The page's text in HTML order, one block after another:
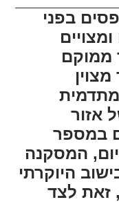
בפני
ממוקם
מתדמית
אזור
במספר
המסקנה
היוקרתי
זאת לצד